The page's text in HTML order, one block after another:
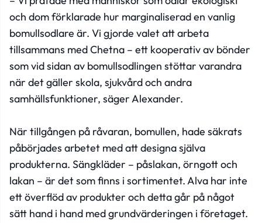
och dom förklarade hur marginaliserad en vanlig
bomullsodlare är. Vi gjorde valet att arbeta
tillsammans med Chetna – ett kooperativ av bönder
som vid sidan av bomullsodlingen stöttar varandra
när det gäller skola, sjukvård och andra
samhällsfunktioner, säger Alexander.
När tillgången på råvaran, bomullen, hade säkrats
påbörjades arbetet med att designa själva
produkterna. Sängkläder – påslakan, örngott och
lakan – är det som finns i sortimentet. Alva har inte
ett överflöd av produkter och detta går på något
sätt hand i hand med grundvärderingen i företaget.